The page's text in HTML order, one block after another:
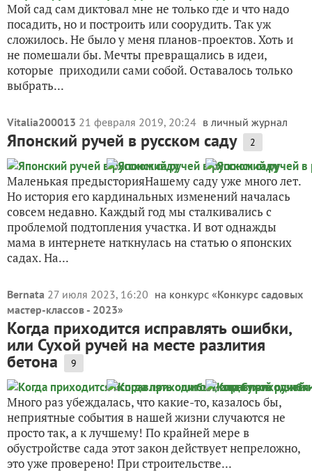
Мой сад сам диктовал мне не только где и что надо
посадить, но и построить или соорудить. Так уж
сложилось. Не было у меня планов-проектов. Хоть и
не помешали бы. Мечты превращались в идеи,
которые приходили сами собой. Оставалось только
выбрать...
Vitalia200013 21 февраля 2019, 20:24 в личный журнал
Японский ручей в русском саду 2
Маленькая предысторияНашему саду уже много лет.
Но история его кардинальных изменений началась
совсем недавно. Каждый год мы сталкивались с
проблемой подтопления участка. И вот однажды
мама в интернете наткнулась на статью о японских
садах. На...
Bernata 27 июля 2023, 16:20 на конкурс «Конкурс садовых
мастер-классов - 2023»
Когда приходится исправлять ошибки,
или Сухой ручей на месте разлития
бетона 9
Много раз убеждалась, что какие-то, казалось бы,
неприятные события в нашей жизни случаются не
просто так, а к лучшему! По крайней мере в
обустройстве сада этот закон действует непреложно,
это уже проверено! При строительстве...